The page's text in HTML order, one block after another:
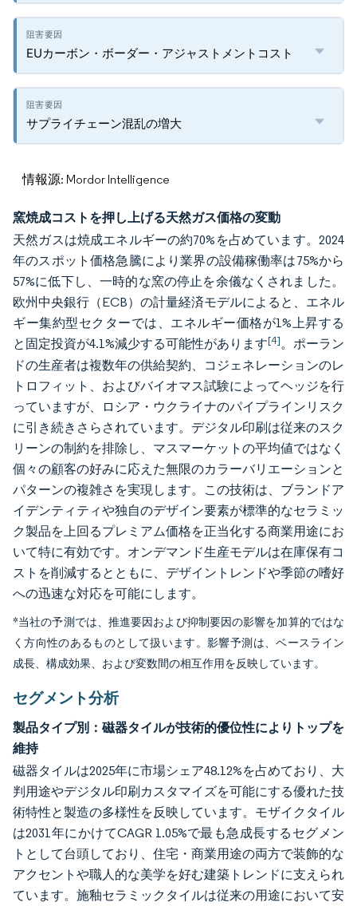
EUカーボン・ボーダー・アジャストメントコスト
サプライチェーン混乱の増大
情報源: Mordor Intelligence
窯焼成コストを押し上げる天然ガス価格の変動
天然ガスは焼成エネルギーの約70%を占めています。2024
年のスポット価格急騰により業界の設備稼働率は75%から
57%に低下し、一時的な窯の停止を余儀なくされました。
欧州中央銀行（ECB）の計量経済モデルによると、エネル
ギー集約型セクターでは、エネルギー価格が1%上昇する
と固定投資が4.1%減少する可能性があります[4]。ポーラン
ドの生産者は複数年の供給契約、コジェネレーションのレ
トロフィット、およびバイオマス試験によってヘッジを行
っていますが、ロシア・ウクライナのパイプラインリスク
に引き続きさらされています。デジタル印刷は従来のスク
リーンの制約を排除し、マスマーケットの平均値ではなく
個々の顧客の好みに応えた無限のカラーバリエーションと
パターンの複雑さを実現します。この技術は、ブランドア
イデンティティや独自のデザイン要素が標準的なセラミッ
ク製品を上回るプレミアム価格を正当化する商業用途にお
いて特に有効です。オンデマンド生産モデルは在庫保有コ
ストを削減するとともに、デザイントレンドや季節の嗜好
への迅速な対応を可能にします。
*当社の予測では、推進要因および抑制要因の影響を加算的ではな
く方向性のあるものとして扱います。影響予測は、ベースライン
成長、構成効果、および変数間の相互作用を反映しています。
セグメント分析
製品タイプ別：磁器タイルが技術的優位性によりトップを
維持
磁器タイルは2025年に市場シェア48.12%を占めており、大
判用途やデジタル印刷カスタマイズを可能にする優れた技
術特性と製造の多様性を反映しています。モザイクタイル
は2031年にかけてCAGR 1.05%で最も急成長するセグメン
トとして台頭しており、住宅・商業用途の両方で装飾的な
アクセントや職人的な美学を好む建築トレンドに支えられ
ています。施釉セラミックタイルは従来の用途において安